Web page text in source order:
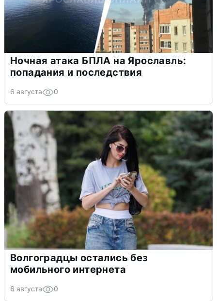
Ночная атака БПЛА на Ярославль:
попадания и последствия
6 августа 0
Волгоградцы остались без
мобильного интернета
6 августа 0